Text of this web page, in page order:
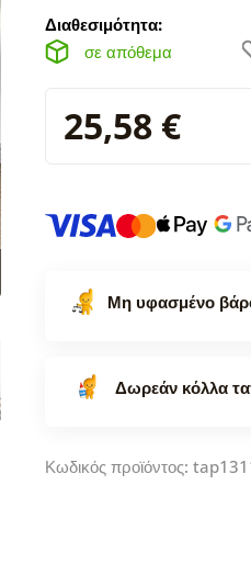
Διαθεσιμότητα:
σε απόθεμα
25,58 €
Μη υφασμένο
Δωρεάν κόλλα
Κωδικός προϊόντος: